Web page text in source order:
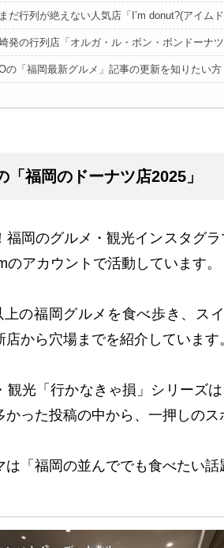
だ行列が絶えない人気店「I’m donut?(アイム
発の行列店「オルガ・ル・ボン・ボンドーナ
の「福岡最新グルメ」記事の更新を知りたい方
「福岡のドーナツ店2025」
福岡のグルメ・観光インスタグラ
のアカウントで活動しています。
上の福岡グルメを食べ歩き、ス
店から穴場までを紹介しています
観光「行かなきゃ損」シリーズは
かった投稿の中から、一押しのス
は「福岡の並んででも食べたい